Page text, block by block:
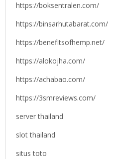
https://boksentralen.com/
https://binsarhutabarat.com/
https://benefitsofhemp.net/
https://alokojha.com/
https://achabao.com/
https://3smreviews.com/
server thailand
slot thailand
situs toto